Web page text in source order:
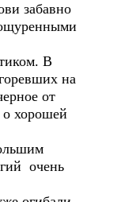
забавно
В
на
от
о хорошей
очень